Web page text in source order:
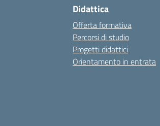
Didattica
Offerta formativa
Percorsi di studio
Progetti didattici
Orientamento in entrata